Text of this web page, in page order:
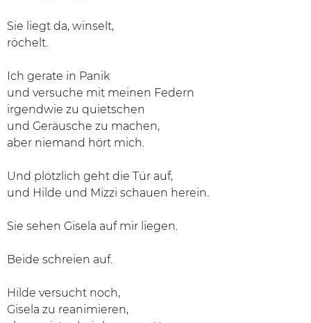
Sie liegt da, winselt,
röchelt.
Ich gerate in Panik
und versuche mit meinen Federn
irgendwie zu quietschen
und Geräusche zu machen,
aber niemand hört mich.
Und plötzlich geht die Tür auf,
und Hilde und Mizzi schauen herein.
Sie sehen Gisela auf mir liegen.
Beide schreien auf.
Hilde versucht noch,
Gisela zu reanimieren,